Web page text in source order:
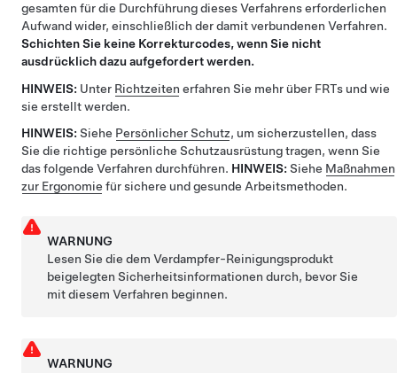
gesamten für die Durchführung dieses Verfahrens erforderlichen
Aufwand wider, einschließlich der damit verbundenen Verfahren.
Schichten Sie keine Korrekturcodes, wenn Sie nicht
ausdrücklich dazu aufgefordert werden.
HINWEIS: Unter Richtzeiten erfahren Sie mehr über FRTs und wie
sie erstellt werden.
HINWEIS: Siehe Persönlicher Schutz, um sicherzustellen, dass
Sie die richtige persönliche Schutzausrüstung tragen, wenn Sie
das folgende Verfahren durchführen. HINWEIS: Siehe Maßnahmen
zur Ergonomie für sichere und gesunde Arbeitsmethoden.
WARNUNG
Lesen Sie die dem Verdampfer-Reinigungsprodukt
beigelegten Sicherheitsinformationen durch, bevor Sie
mit diesem Verfahren beginnen.
WARNUNG